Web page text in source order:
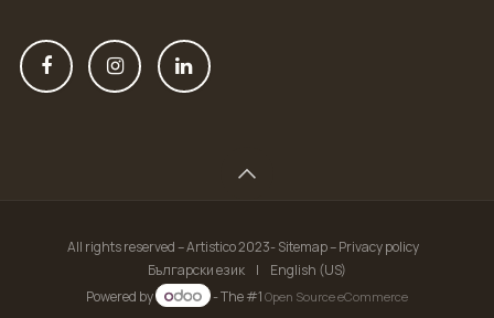
All rights reserved – Artistico 2023- Sitemap – Privacy policy
Български език
|
English (US)
Powered by
- The #1Open Source eCommerce